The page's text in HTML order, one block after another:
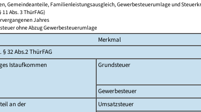
Gemeindeanteile, Familienleistungsausgleich, Gewerbesteuerumlage und
Abs. 3 ThürFAG)
Jahres
ohne Abzug Gewerbesteuerumlage
Merkmal
32 Abs.2 ThürFAG
Istaufkommen
Grundsteuer
Gewerbesteuer
an der
Umsatzsteuer